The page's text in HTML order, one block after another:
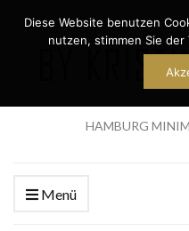
HAMBURG
Menü
Diese Website benutzen
nutzen, stimmen Sie